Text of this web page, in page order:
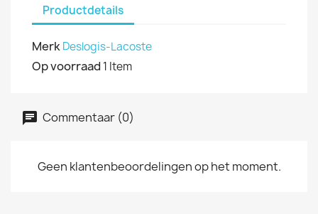
Productdetails
MerkDeslogis-Lacoste
Op voorraad 1 Item
Commentaar (0)
Geen klantenbeoordelingen op het moment.